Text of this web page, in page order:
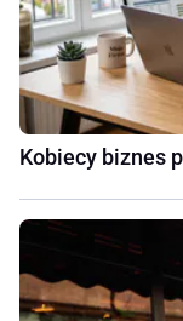
Kobiecy biznes